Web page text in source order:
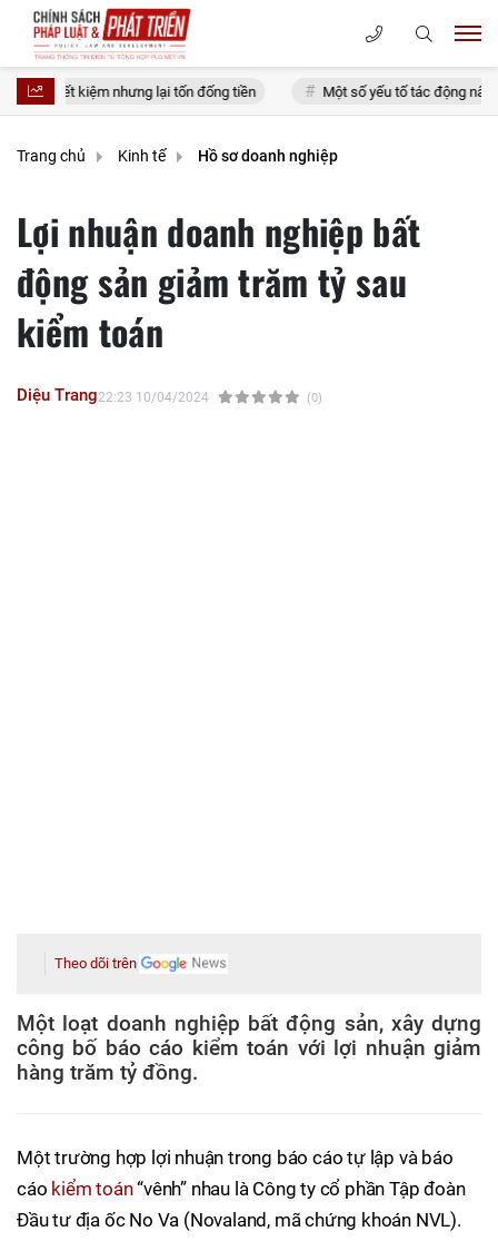
nhưng lại tốn đống tiền Một số yếu tố tác động nâng cao vai trò
Trang chủ Kinh tế Hồ sơ doanh nghiệp
Lợi nhuận doanh nghiệp bất
động sản giảm trăm tỷ sau
kiểm toán
Diệu Trang22:23 10/04/2024 (0)
Theo dõi trên
Một loạt doanh nghiệp bất động sản, xây dựng
công bố báo cáo kiểm toán với lợi nhuận giảm
hàng trăm tỷ đồng.
Một trường hợp lợi nhuận trong báo cáo tự lập và báo
cáo kiểm toán“vênh” nhau là Công ty cổ phần Tập đoàn
Đầu tư địa ốc No Va (Novaland, mã chứng khoán NVL).